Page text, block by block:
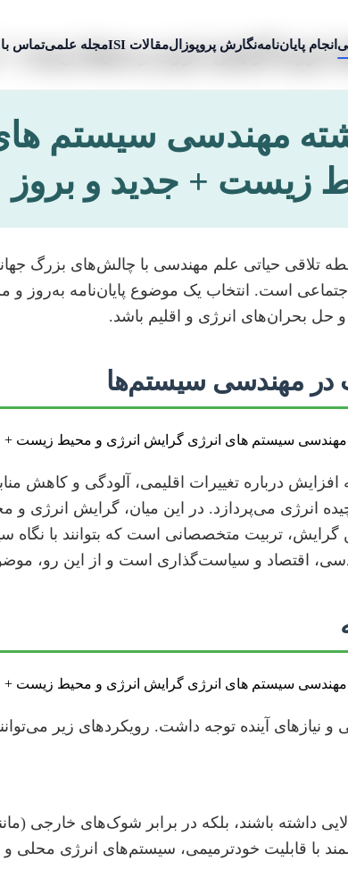
انجام پایان‌نامهنگارش پروپوزالمقالات ISI مجله علمیتماس با
انرژی گرایش انرژی و محیط زیست +
مهندسی سیستم
زیست + جدید و بروز
حیاتی علم مهندسی با چالش‌های بزرگ
است. انتخاب یک موضوع پایان‌نامه به‌روز و
حل بحران‌های انرژی و اقلیم باشد.
در مهندسی سیستم‌ها
افزایش درباره تغییرات اقلیمی، آلودگی و
انرژی می‌پردازد. در این میان، گرایش انرژی و
تربیت متخصصانی است که بتوانند با نگاه
اقتصاد و سیاست‌گذاری است و از این رو،
و نیازهای آینده توجه داشت. رویکردهای زیر
داشته باشند، بلکه در برابر شوک‌های خارجی
با قابلیت خودترمیمی، سیستم‌های انرژی